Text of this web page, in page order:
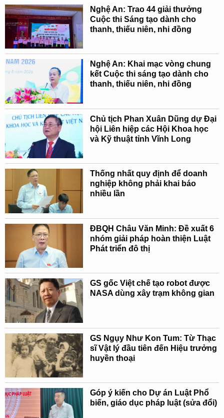
Nghệ An: Trao 44 giải thưởng
Cuộc thi Sáng tạo dành cho
thanh, thiếu niên, nhi đồng
Nghệ An: Khai mạc vòng chung
kết Cuộc thi sáng tạo dành cho
thanh, thiếu niên, nhi đồng
Chủ tịch Phan Xuân Dũng dự Đại
hội Liên hiệp các Hội Khoa học
và Kỹ thuật tỉnh Vĩnh Long
Thống nhất quy định để doanh
nghiệp không phải khai báo
nhiều lần
ĐBQH Châu Văn Minh: Đề xuất 6
nhóm giải pháp hoàn thiện Luật
Phát triển đô thị
GS gốc Việt chế tạo robot được
NASA dùng xây trạm không gian
GS Ngụy Như Kon Tum: Từ Thạc
sĩ Vật lý đầu tiên đến Hiệu trưởng
huyền thoại
Góp ý kiến cho Dự án Luật Phổ
biến, giáo dục pháp luật (sửa đổi)